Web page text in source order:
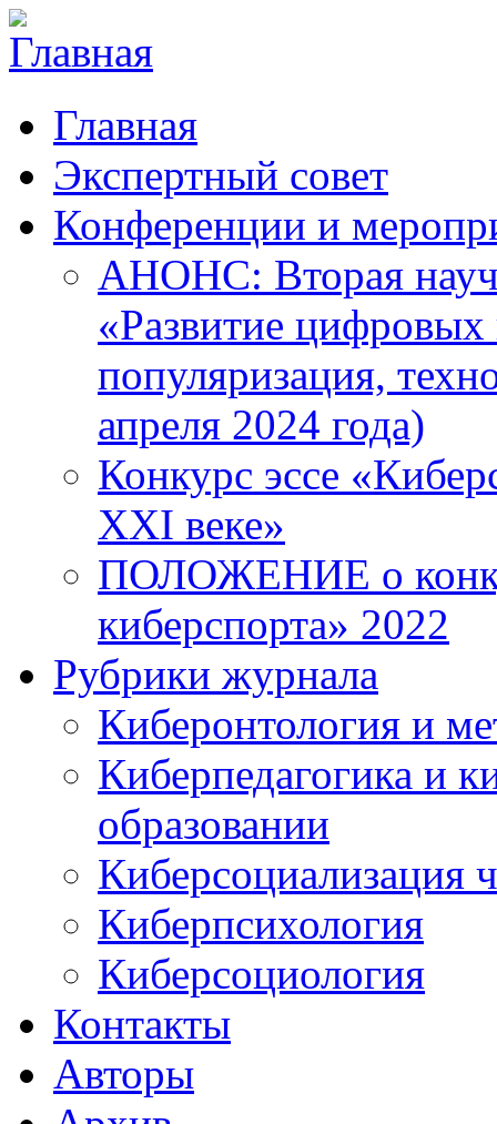
Главная
Экспертный совет
Конференции и
АНОНС: Вторая
«Развитие цифровых
популяризация,
апреля 2024 года)
Конкурс эссе
XXI веке»
ПОЛОЖЕНИЕ о
киберспорта» 2022
Рубрики журнала
Киберонтология и
Киберпедагогика и
образовании
Киберсоциализация
Киберпсихология
Киберсоциология
Контакты
Авторы